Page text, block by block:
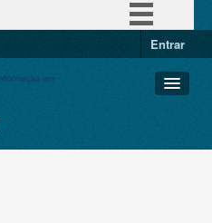
Entrar